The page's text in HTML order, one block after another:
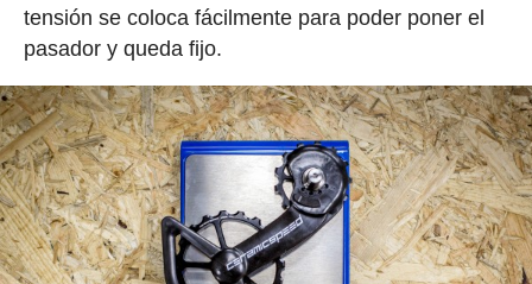
tensión se coloca fácilmente para poder poner el
pasador y queda fijo.